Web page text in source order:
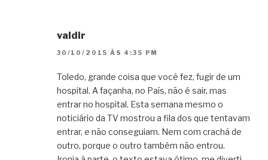
valdir
30/10/2015 ÀS 4:35 PM
Toledo, grande coisa que você fez, fugir de um
hospital. A façanha, no País, não é sair, mas
entrar no hospital. Esta semana mesmo o
noticiário da TV mostrou a fila dos que tentavam
entrar, e não conseguiam. Nem com crachá de
outro, porque o outro também não entrou.